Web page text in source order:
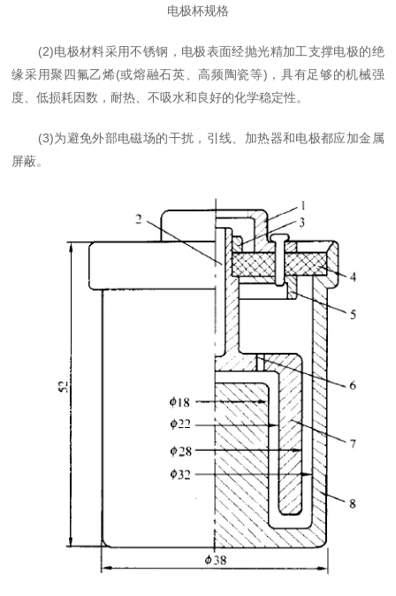
电极杯规格
(2)电极材料采用不锈钢，电极表面经抛光精加工支撑电极的绝
缘采用聚四氟乙烯(或熔融石英、高频陶瓷等)，具有足够的机械强
度、低损耗因数，耐热、不吸水和良好的化学稳定性。
(3)为避免外部电磁场的干扰，引线、加热器和电极都应加金属
屏蔽。